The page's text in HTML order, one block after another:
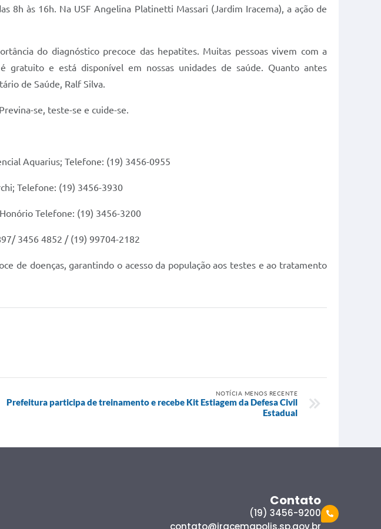
8h às 16h. Na USF Angelina Platinetti Massari (Jardim Iracema), a ação de
do diagnóstico precoce das hepatites. Muitas pessoas vivem com a
e está disponível em nossas unidades de saúde. Quanto antes
de Saúde, Ralf Silva.
se, teste-se e cuide-se.
Aquarius; Telefone: (19) 3456-0955
Telefone: (19) 3456-3930
Telefone: (19) 3456-3200
3456 4852 / (19) 99704-2182
de doenças, garantindo o acesso da população aos testes e ao tratamento
NOTÍCIA MENOS RECENTE
Prefeitura participa de treinamento e recebe Kit Estiagem da Defesa Civil
Estadual
Contato
(19) 3456-9200
contato@iracemapolis.sp.gov.br